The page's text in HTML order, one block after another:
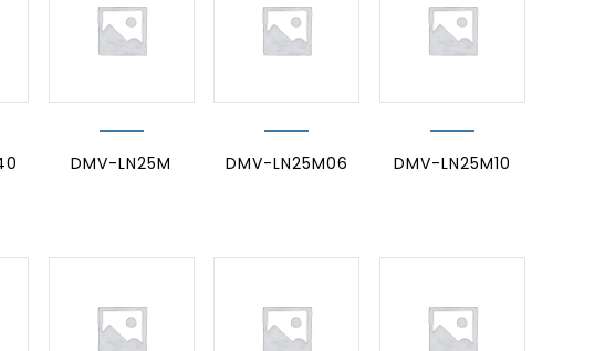
DMV-LN25M DMV-LN25M06 DMV-LN25M10